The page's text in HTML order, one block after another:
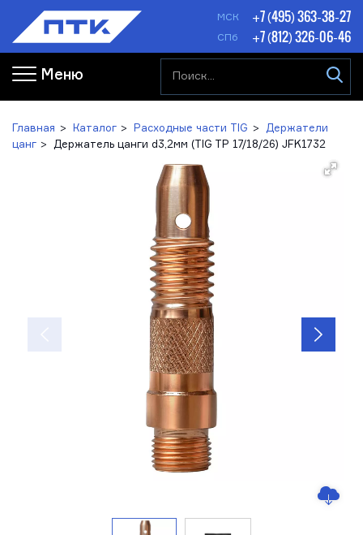
МСК +7 (495) 363-38-27
СПб +7 (812) 326-06-46
Меню
Главная Каталог Расходные части TIG
Держатели
цанг
Держатель цанги d3,2мм (TIG TP 17/18/26) JFK1732